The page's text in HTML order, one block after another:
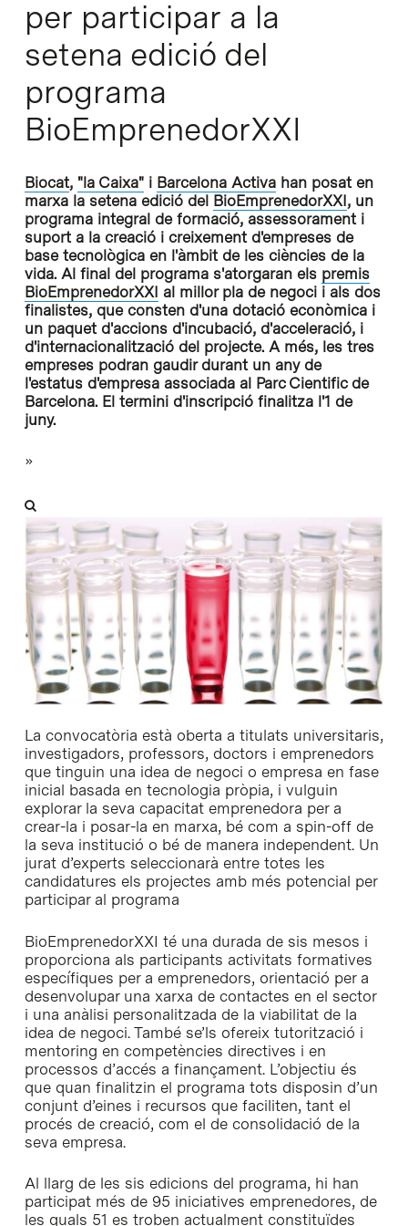
per participar a la
setena edició del
programa
BioEmprenedorXXI
Biocat, "la Caixa"i Barcelona Activahan posat en
marxa la setena edició del BioEmprenedorXXI, un
programa integral de formació, assessorament i
suport a la creació i creixement d'empreses de
base tecnològica en l'àmbit de les ciències de la
vida. Al final del programa s'atorgaran els premis
BioEmprenedorXXI al millor pla de negoci i als dos
finalistes, que consten d'una dotació econòmica i
un paquet d'accions d'incubació, d'acceleració, i
d'internacionalització del projecte. A més, les tres
empreses podran gaudir durant un any de
l'estatus d'empresa associada al Parc Cientific de
Barcelona. El termini d'inscripció finalitza l'1 de
juny.
»
La convocatòria està oberta a titulats universitaris,
investigadors, professors, doctors i emprenedors
que tinguin una idea de negoci o empresa en fase
inicial basada en tecnologia pròpia, i vulguin
explorar la seva capacitat emprenedora per a
crear-la i posar-la en marxa, bé com a spin-offde
la seva institució o bé de manera independent. Un
jurat d’experts seleccionarà entre totes les
candidatures els projectes amb més potencial per
participar al programa
BioEmprenedorXXI té una durada de sis mesos i
proporciona als participants activitats formatives
específiques per a emprenedors, orientació per a
desenvolupar una xarxa de contactes en el sector
i una anàlisi personalitzada de la viabilitat de la
idea de negoci. També se’ls ofereix tutorització i
mentoring en competències directives i en
processos d’accés a finançament. L’objectiu és
que quan finalitzin el programa tots disposin d’un
conjunt d’eines i recursos que faciliten, tant el
procés de creació, com el de consolidació de la
seva empresa.
Al llarg de les sis edicions del programa, hi han
participat més de 95 iniciatives emprenedores, de
les quals 51 es troben actualment constituïdes